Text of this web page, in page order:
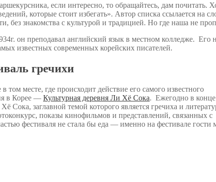
если интересно, то обращайтесь, дам почитать.
которые стоит избегать». Автор списка ссылается на
без знакомства с культурой и традицией. Но где наша не
он преподавал английский язык в местном колледже. Его
известных современных корейских писателей.
гречихи
месте, где происходит действие его самого известного
в Корее — Культурная деревня Ли Хё Сока. Ежегодно в конце
заглавной темой которого является гречиха и
показы кинофильмов и представлений, связанных с
фестиваля не стала бы еда — именно на фестивале гости